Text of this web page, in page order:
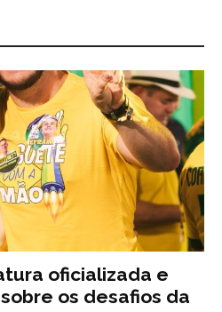
oficializada e
os desafios da